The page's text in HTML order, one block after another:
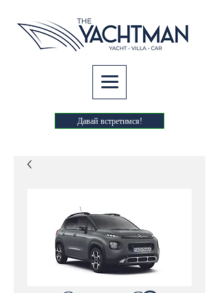
Давай встретимся!